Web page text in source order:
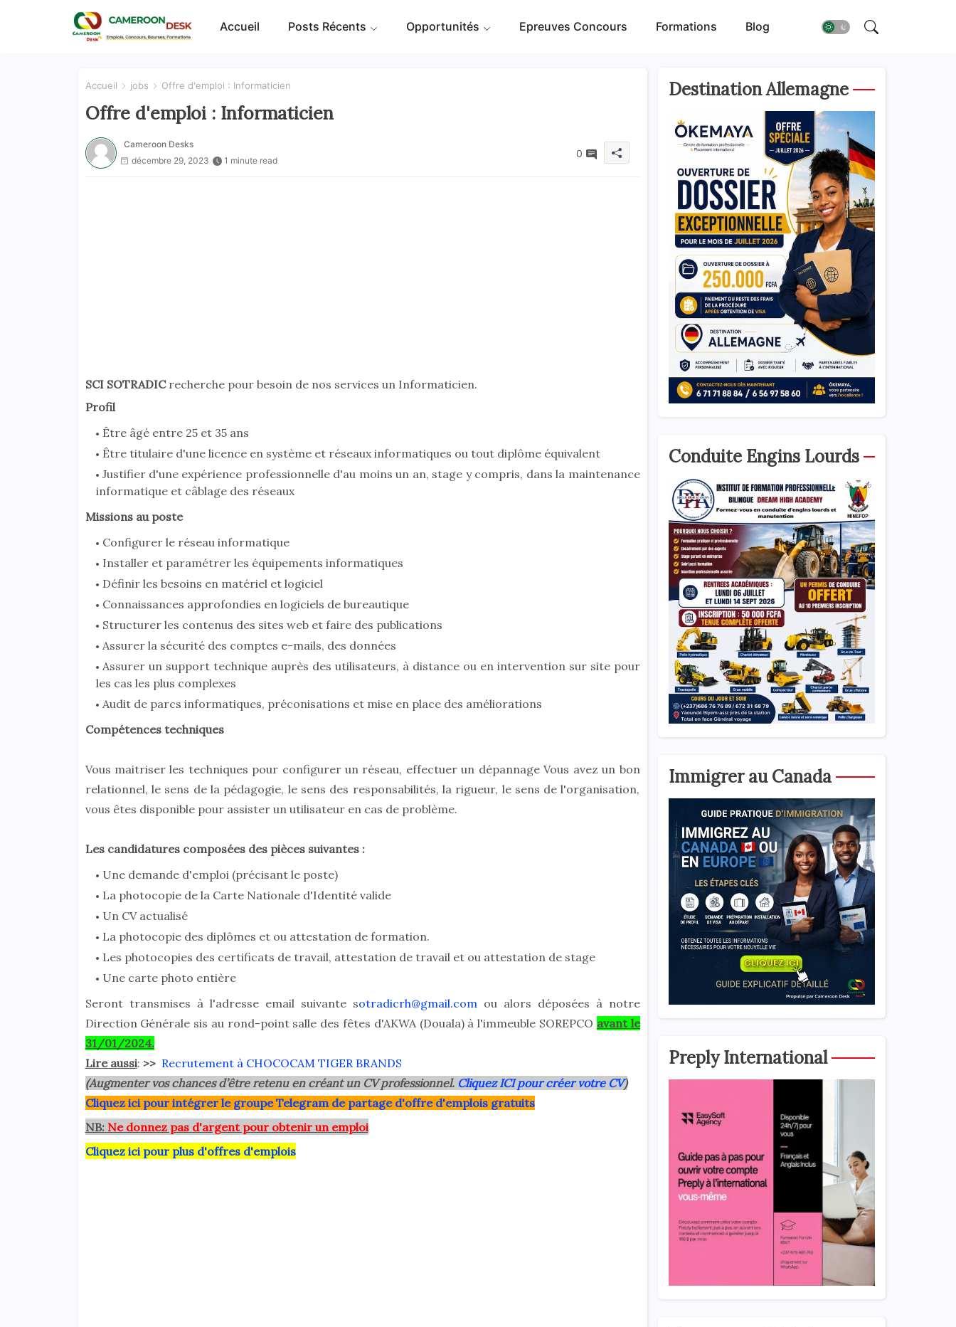
Accueil Posts Récents Opportunités Epreuves Concours Formations Blog
Accueil jobs Offre d'emploi : Informaticien
Offre d'emploi : Informaticien
Cameroon Desks
décembre 29, 2023
1 minute read
0
SCI SOTRADICrecherche pour besoin de nos services un Informaticien.
Profil
Être âgé entre 25 et 35 ans
Être titulaire d'une licence en système et réseaux informatiques ou tout diplôme équivalent
Justifier d'une expérience professionnelle d'au moins un an, stage y compris, dans la maintenance
informatique et câblage des réseaux
Missions au poste
Configurer le réseau informatique
Installer et paramétrer les équipements informatiques
Définir les besoins en matériel et logiciel
Connaissances approfondies en logiciels de bureautique
Structurer les contenus des sites web et faire des publications
Assurer la sécurité des comptes e-mails, des données
Assurer un support technique auprès des utilisateurs, à distance ou en intervention sur site pour
les cas les plus complexes
Audit de parcs informatiques, préconisations et mise en place des améliorations
Compétences techniques
Vous maitriser les techniques pour configurer un réseau, effectuer un dépannage Vous avez un bon
relationnel, le sens de la pédagogie, le sens des responsabilités, la rigueur, le sens de l'organisation,
vous êtes disponible pour assister un utilisateur en cas de problème.
Les candidatures composées des pièces suivantes :
Une demande d'emploi (précisant le poste)
La photocopie de la Carte Nationale d'Identité valide
Un CV actualisé
La photocopie des diplômes et ou attestation de formation.
Les photocopies des certificats de travail, attestation de travail et ou attestation de stage
Une carte photo entière
Seront transmises à l'adresse email suivante sotradicrh@gmail.com ou alors déposées à notre
Direction Générale sis au rond-point salle des fêtes d'AKWA (Douala) à l'immeuble SOREPCO avant le
31/01/2024.
Lire aussi: >> Recrutement à CHOCOCAM TIGER BRANDS
(Augmenter vos chances d’être retenu en créant un CV professionnel. Cliquez ICI pour créer votre CV)
Cliquez ici pour intégrer le groupe Telegram de partage d'offre d'emplois gratuits
NB: Ne donnez pas d'argent pour obtenir un emploi
Cliquez ici pour plus d'offres d'emplois
Destination Allemagne
Conduite Engins Lourds
Immigrer au Canada
Preply International